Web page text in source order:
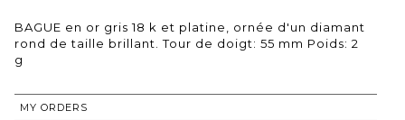
BAGUE en or gris 18 k et platine, ornée d'un diamant
rond de taille brillant. Tour de doigt: 55 mm Poids: 2
g
MY ORDERS